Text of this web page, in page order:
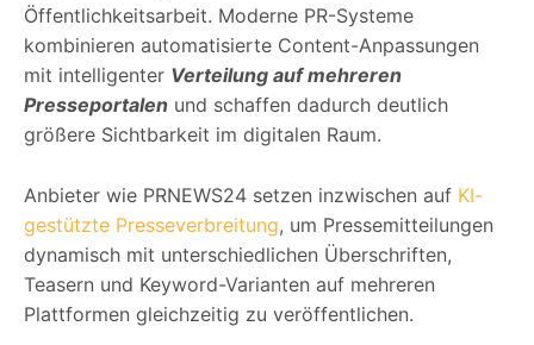
Öffentlichkeitsarbeit. Moderne PR-Systeme
kombinieren automatisierte Content-Anpassungen
mit intelligenter Verteilung auf mehreren
Presseportalen und schaffen dadurch deutlich
größere Sichtbarkeit im digitalen Raum.
Anbieter wie PRNEWS24 setzen inzwischen auf KI-
gestützte Presseverbreitung, um Pressemitteilungen
dynamisch mit unterschiedlichen Überschriften,
Teasern und Keyword-Varianten auf mehreren
Plattformen gleichzeitig zu veröffentlichen.